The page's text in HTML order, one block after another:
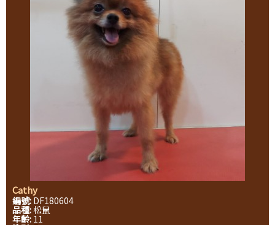
Cathy
編號: DF180604
品種:松鼠
年齡: 11